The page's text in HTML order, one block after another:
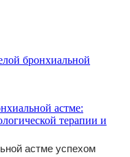
астме:
терапии и
астме успехом